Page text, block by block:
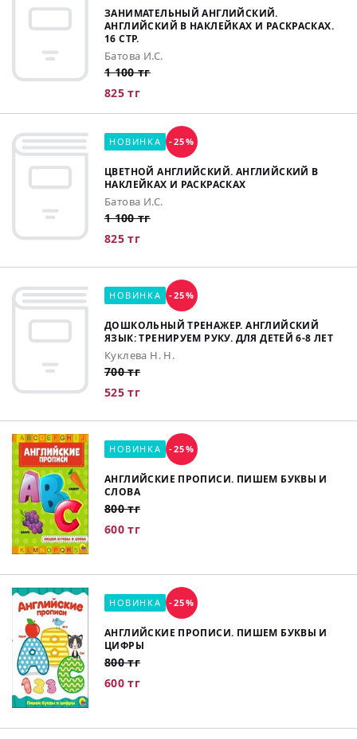
ЗАНИМАТЕЛЬНЫЙ АНГЛИЙСКИЙ.
АНГЛИЙСКИЙ В НАКЛЕЙКАХ И РАСКРАСКАХ.
16 СТР.
Батова И.С.
1 100 тг
825 тг
НОВИНКА -25%
ЦВЕТНОЙ АНГЛИЙСКИЙ. АНГЛИЙСКИЙ В
НАКЛЕЙКАХ И РАСКРАСКАХ
Батова И.С.
1 100 тг
825 тг
НОВИНКА -25%
ДОШКОЛЬНЫЙ ТРЕНАЖЕР. АНГЛИЙСКИЙ
ЯЗЫК: ТРЕНИРУЕМ РУКУ. ДЛЯ ДЕТЕЙ 6-8 ЛЕТ
Куклева Н. Н.
700 тг
525 тг
НОВИНКА -25%
АНГЛИЙСКИЕ ПРОПИСИ. ПИШЕМ БУКВЫ И
СЛОВА
800 тг
600 тг
НОВИНКА -25%
АНГЛИЙСКИЕ ПРОПИСИ. ПИШЕМ БУКВЫ И
ЦИФРЫ
800 тг
600 тг